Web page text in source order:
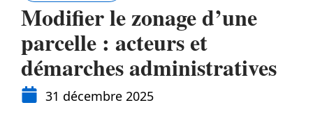
Modifier le zonage d’une
parcelle : acteurs et
démarches administratives
31 décembre 2025